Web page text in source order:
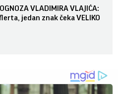
VLADIMIRA VLAJIĆA:
jedan znak čeka VELIKO